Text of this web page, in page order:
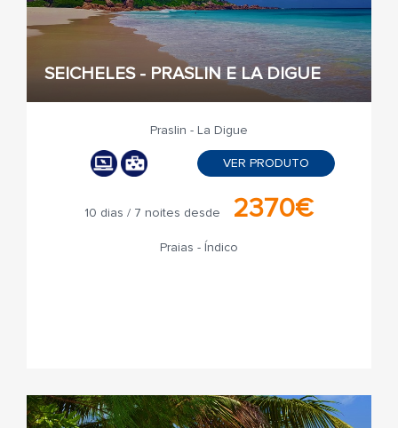
SEICHELES - PRASLIN E LA DIGUE
Praslin - La Digue
VER PRODUTO
10 dias / 7 noites desde 2370€
Praias - Índico